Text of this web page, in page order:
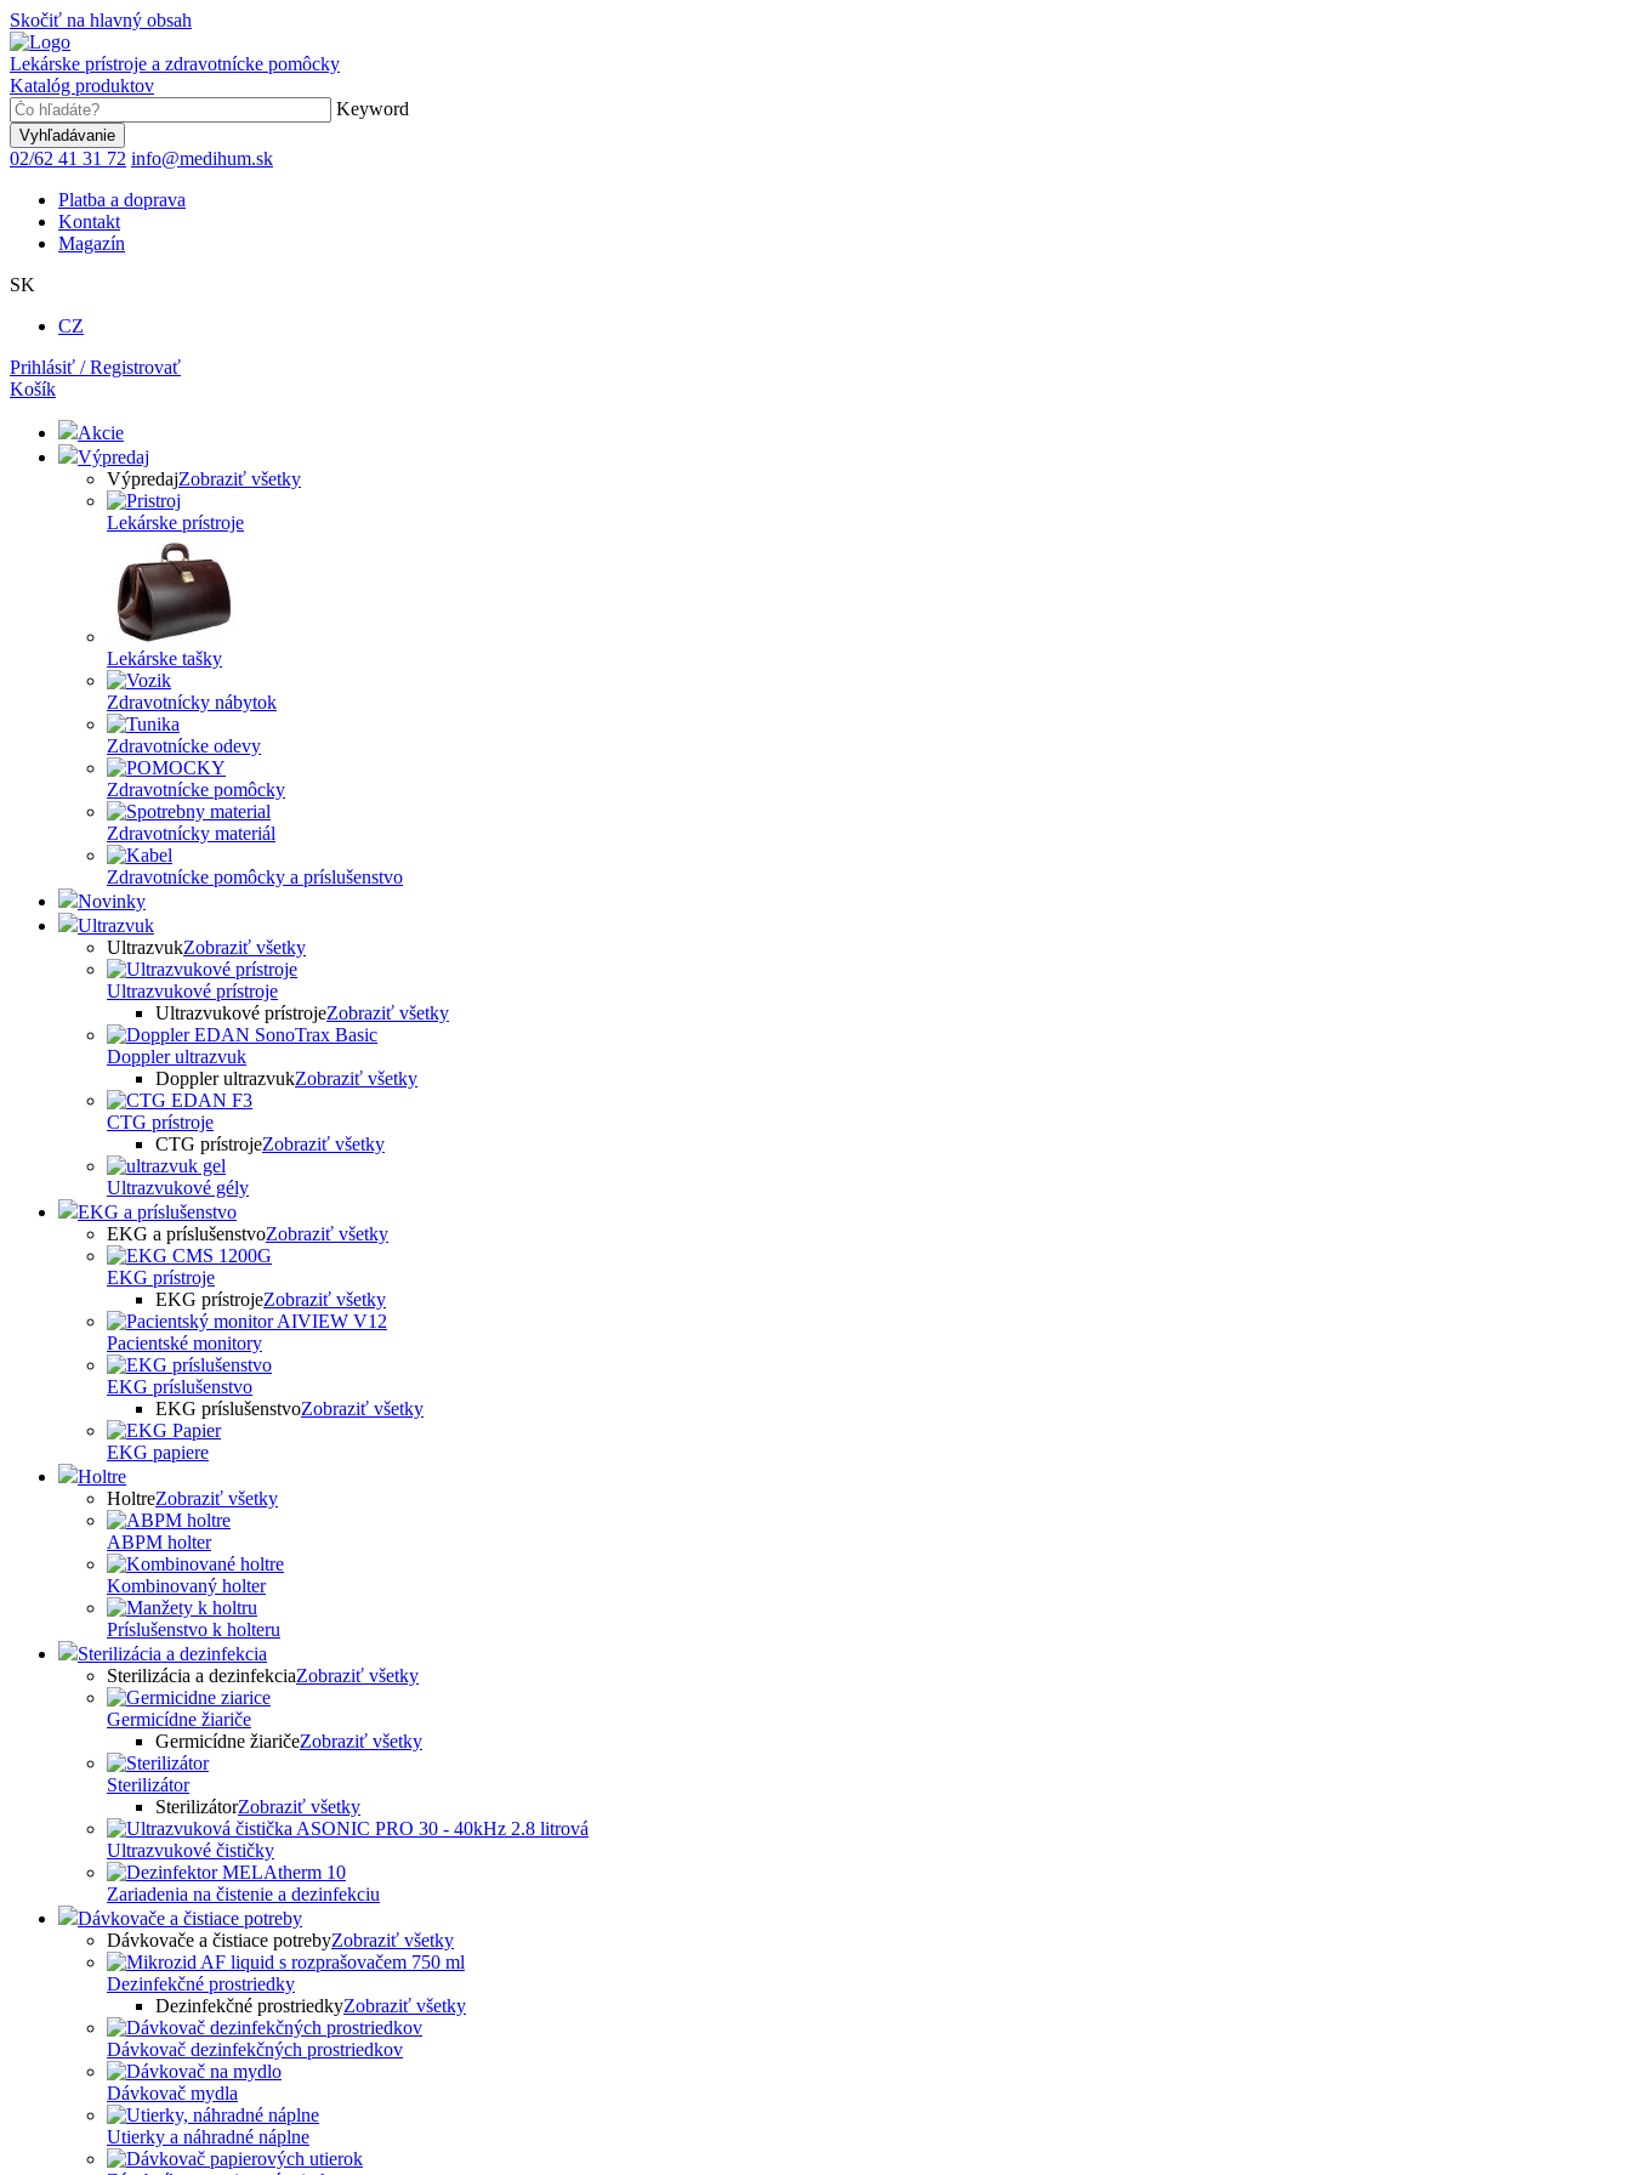
Skočiť na hlavný obsah
Lekárske prístroje a zdravotnícke pomôcky
Katalóg produktov
Keyword
02/62 41 31 72 info@medihum.sk
Platba a doprava
Kontakt
Magazín
SK
CZ
Prihlásiť / Registrovať
Košík
Akcie
Výpredaj
VýpredajZobraziť všetky
Lekárske prístroje
Lekárske tašky
Zdravotnícky nábytok
Zdravotnícke odevy
Zdravotnícke pomôcky
Zdravotnícky materiál
Zdravotnícke pomôcky a príslušenstvo
Novinky
Ultrazvuk
UltrazvukZobraziť všetky
Ultrazvukové prístroje
Ultrazvukové prístrojeZobraziť všetky
Doppler ultrazvuk
Doppler ultrazvukZobraziť všetky
CTG prístroje
CTG prístrojeZobraziť všetky
Ultrazvukové gély
EKG a príslušenstvo
EKG a príslušenstvoZobraziť všetky
EKG prístroje
EKG prístrojeZobraziť všetky
Pacientské monitory
EKG príslušenstvo
EKG príslušenstvoZobraziť všetky
EKG papiere
Holtre
HoltreZobraziť všetky
ABPM holter
Kombinovaný holter
Príslušenstvo k holteru
Sterilizácia a dezinfekcia
Sterilizácia a dezinfekciaZobraziť všetky
Germicídne žiariče
Germicídne žiaričeZobraziť všetky
Sterilizátor
SterilizátorZobraziť všetky
Ultrazvukové čističky
Zariadenia na čistenie a dezinfekciu
Dávkovače a čistiace potreby
Dávkovače a čistiace potrebyZobraziť všetky
Dezinfekčné prostriedky
Dezinfekčné prostriedkyZobraziť všetky
Dávkovač dezinfekčných prostriedkov
Dávkovač mydla
Utierky a náhradné náplne